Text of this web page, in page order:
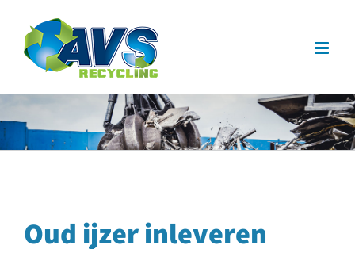
inhoud
Oud ijzer inleveren